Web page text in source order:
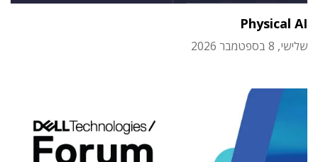
Physical AI
שלישי, 8 בספטמבר 2026